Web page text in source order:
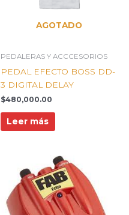
AGOTADO
PEDALERAS Y ACCCESORIOS
PEDAL EFECTO BOSS DD-
3 DIGITAL DELAY
$480,000.00
Leer más